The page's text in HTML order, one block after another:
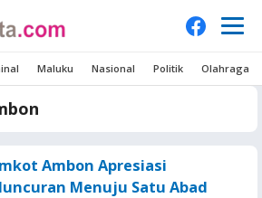
Maluku Nasional Politik Olahraga
Ambon Apresiasi
Menuju Satu Abad